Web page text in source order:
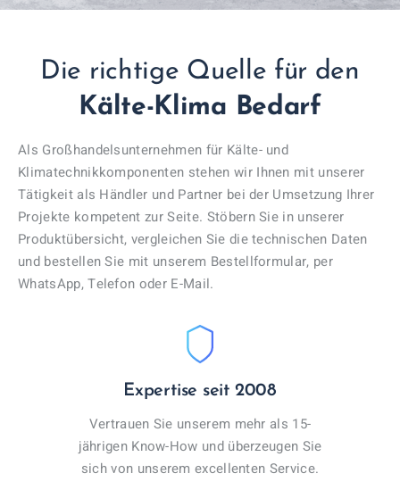
Die richtige Quelle für den
Kälte-Klima Bedarf
Als Großhandelsunternehmen für Kälte- und
Klimatechnikkomponenten stehen wir Ihnen mit unserer
Tätigkeit als Händler und Partner bei der Umsetzung Ihrer
Projekte kompetent zur Seite. Stöbern Sie in unserer
Produktübersicht, vergleichen Sie die technischen Daten
und bestellen Sie mit unserem Bestellformular, per
WhatsApp, Telefon oder E-Mail.
Expertise seit 2008
Vertrauen Sie unserem mehr als 15-
jährigen Know-How und überzeugen Sie
sich von unserem excellenten Service.